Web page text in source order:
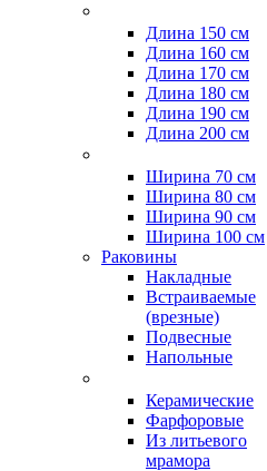
Длина 150 см
Длина 160 см
Длина 170 см
Длина 180 см
Длина 190 см
Длина 200 см
Ширина 70 см
Ширина 80 см
Ширина 90 см
Ширина 100 см
Раковины
Накладные
Встраиваемые
(врезные)
Подвесные
Напольные
Керамические
Фарфоровые
Из литьевого
мрамора